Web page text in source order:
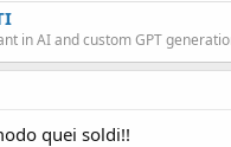
in AI and custom GPT
quei soldi!!